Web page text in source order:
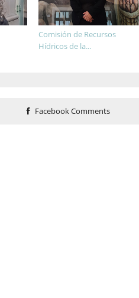
Comisión de Recursos
Hídricos de la...
Facebook Comments